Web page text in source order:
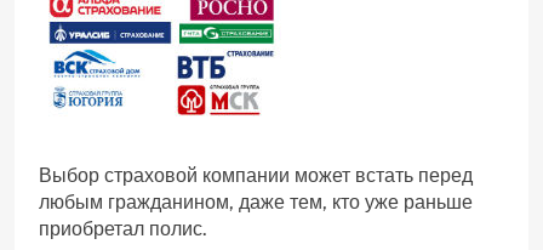
Выбор страховой компании может встать перед
любым гражданином, даже тем, кто уже раньше
приобретал полис.